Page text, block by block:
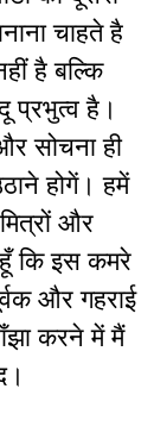
चाहते है
है बल्कि
प्रभुत्व है।
सोचना ही
होगें। हमें
और
कि इस कमरे
और गहराई
करने में मैं